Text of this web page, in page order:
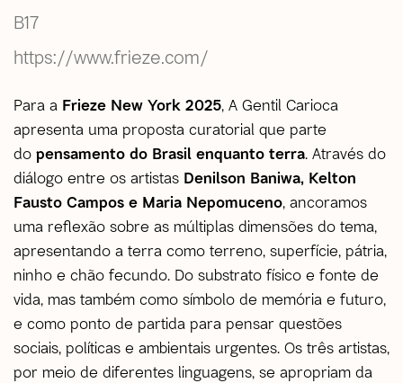
B17
https://www.frieze.com/
Para a Frieze New York 2025, A Gentil Carioca
apresenta uma proposta curatorial que parte
do pensamento do Brasil enquanto terra. Através do
diálogo entre os artistas Denilson Baniwa, Kelton
Fausto Campos e Maria Nepomuceno, ancoramos
uma reflexão sobre as múltiplas dimensões do tema,
apresentando a terra como terreno, superfície, pátria,
ninho e chão fecundo. Do substrato físico e fonte de
vida, mas também como símbolo de memória e futuro,
e como ponto de partida para pensar questões
sociais, políticas e ambientais urgentes. Os três artistas,
por meio de diferentes linguagens, se apropriam da